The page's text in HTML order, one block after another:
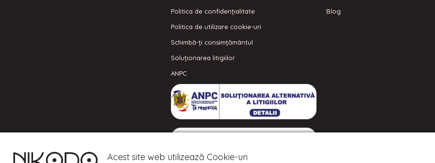
Politica de confidenţialitate
Politica de utilizare cookie-uri
Schimbă-ți consimțământul
Soluționarea litigiilor
ANPC
Blog
Acest site web utilizează Cookie-uri